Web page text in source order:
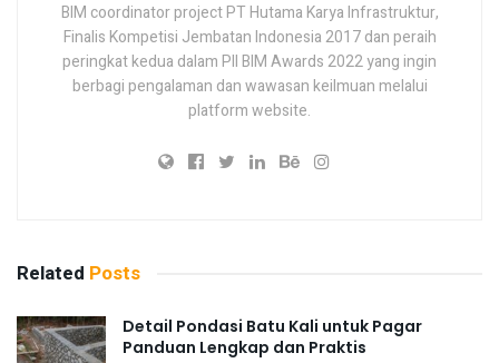
BIM coordinator project PT Hutama Karya Infrastruktur,
Finalis Kompetisi Jembatan Indonesia 2017 dan peraih
peringkat kedua dalam PII BIM Awards 2022 yang ingin
berbagi pengalaman dan wawasan keilmuan melalui
platform website.
Related Posts
Detail Pondasi Batu Kali untuk Pagar
Panduan Lengkap dan Praktis